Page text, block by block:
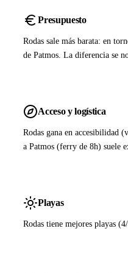
Presupuesto
Rodas sale más barata: en
de Patmos. La diferencia se
Acceso y logística
Rodas gana en accesibilidad
a Patmos (ferry de 8h) suele
Playas
Rodas tiene mejores playas